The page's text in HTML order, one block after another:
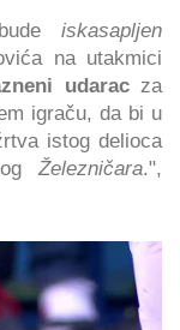
iskasapljen
na utakmici
udarac za
igraču, da bi u
istog delioca
Železničara.",